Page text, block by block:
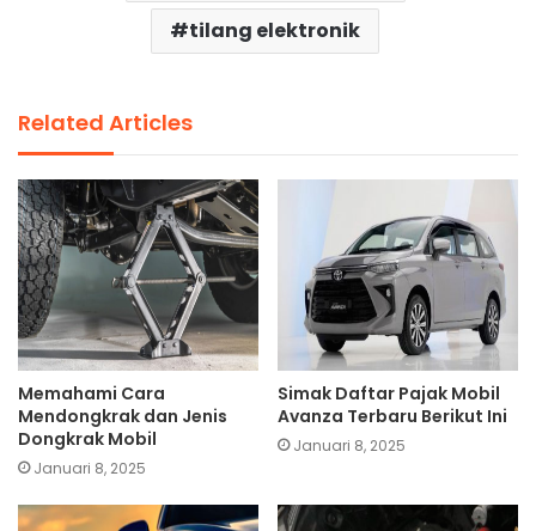
tilang elektronik
Related Articles
Memahami Cara
Mendongkrak dan Jenis
Dongkrak Mobil
Januari 8, 2025
Simak Daftar Pajak Mobil
Avanza Terbaru Berikut Ini
Januari 8, 2025